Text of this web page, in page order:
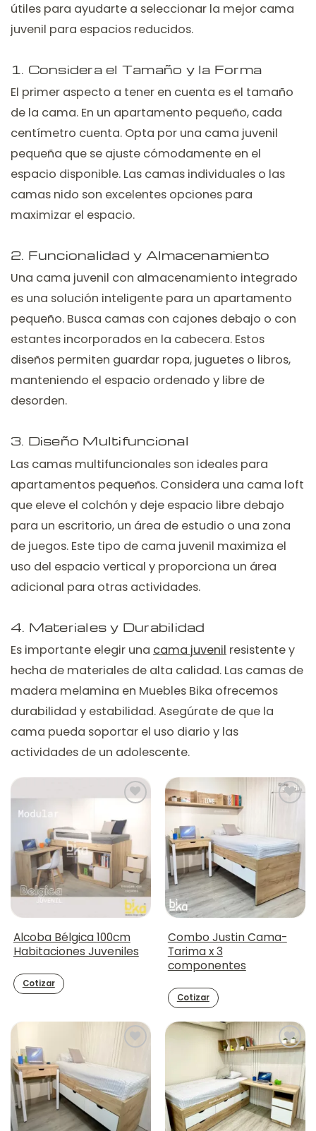
útiles para ayudarte a seleccionar la mejor cama
juvenil para espacios reducidos.
1. Considera el Tamaño y la Forma
El primer aspecto a tener en cuenta es el tamaño
de la cama. En un apartamento pequeño, cada
centímetro cuenta. Opta por una cama juvenil
pequeña que se ajuste cómodamente en el
espacio disponible. Las camas individuales o las
camas nido son excelentes opciones para
maximizar el espacio.
2. Funcionalidad y Almacenamiento
Una cama juvenil con almacenamiento integrado
es una solución inteligente para un apartamento
pequeño. Busca camas con cajones debajo o con
estantes incorporados en la cabecera. Estos
diseños permiten guardar ropa, juguetes o libros,
manteniendo el espacio ordenado y libre de
desorden.
3. Diseño Multifuncional
Las camas multifuncionales son ideales para
apartamentos pequeños. Considera una cama loft
que eleve el colchón y deje espacio libre debajo
para un escritorio, un área de estudio o una zona
de juegos. Este tipo de cama juvenil maximiza el
uso del espacio vertical y proporciona un área
adicional para otras actividades.
4. Materiales y Durabilidad
Es importante elegir una cama juvenil resistente y
hecha de materiales de alta calidad. Las camas de
madera melamina en Muebles Bika ofrecemos
durabilidad y estabilidad. Asegúrate de que la
cama pueda soportar el uso diario y las
actividades de un adolescente.
Alcoba Bélgica 100cm
Habitaciones Juveniles
Cotizar
Combo Justin Cama-
Tarima x 3
componentes
Cotizar